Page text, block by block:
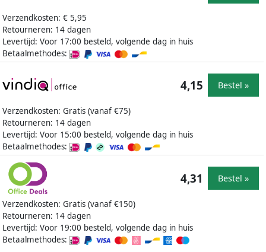
Verzendkosten: € 5,95
Retourneren: 14 dagen
Levertijd: Voor 17:00 besteld, volgende dag in huis
Betaalmethodes:
Verzendkosten: Gratis (vanaf €75)
Retourneren: 14 dagen
Levertijd: Voor 15:00 besteld, volgende dag in huis
Betaalmethodes:
4,15 Bestel »
Verzendkosten: Gratis (vanaf €150)
Retourneren: 14 dagen
Levertijd: Voor 19:00 besteld, volgende dag in huis
Betaalmethodes:
4,31 Bestel »